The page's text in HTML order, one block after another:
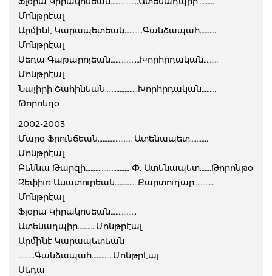
Մոնթրէալ
Արմինէ Կարապետեան………..Գանձապահ………..
Մոնթրէալ
Սեդա Գաթարոյեան………………Խորհրդական………
Մոնթրէալ
Նայիրի Շահինեան………………..Խորհրդական………
Թորոնդօ
2002-2003
Մարօ Ֆրունճեան………………… Ատենապետ………..
Մոնթրէալ
Բեննա Թարզի……………………… Փ. Ատենապետ…….Թորոնթօ
Զեփիւռ Ասատուրեան…………..Քարտուղար…………
Մոնթրէալ
Ֆլօրա Կիրակոսեան…………….
Ատենադպիր………..Մոնթրէալ
Արմինէ Կարապետեան
……….Գանձապահ………….Մոնթրէալ
Սեդա